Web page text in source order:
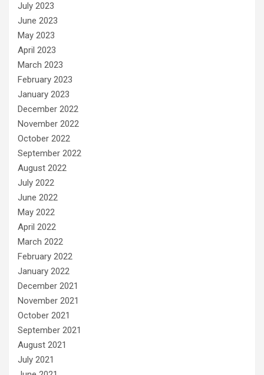
July 2023
June 2023
May 2023
April 2023
March 2023
February 2023
January 2023
December 2022
November 2022
October 2022
September 2022
August 2022
July 2022
June 2022
May 2022
April 2022
March 2022
February 2022
January 2022
December 2021
November 2021
October 2021
September 2021
August 2021
July 2021